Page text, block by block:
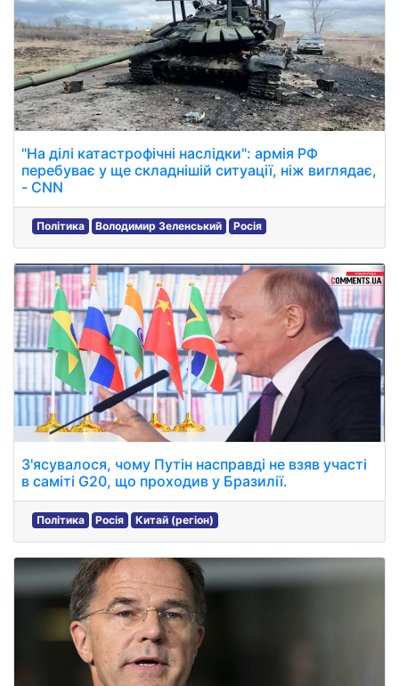
"На ділі катастрофічні наслідки": армія РФ
перебуває у ще складнішій ситуації, ніж виглядає,
- CNN
Політика Володимир Зеленський Росія
З'ясувалося, чому Путін насправді не взяв участі
в саміті G20, що проходив у Бразилії.
Політика Росія Китай (регіон)